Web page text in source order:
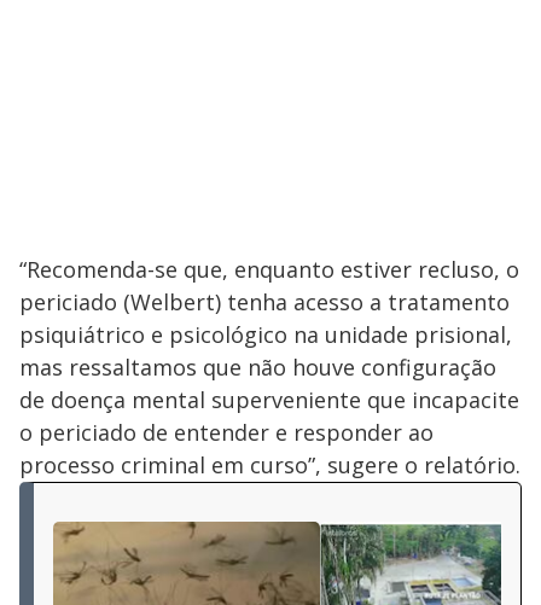
“Recomenda-se que, enquanto estiver recluso, o
periciado (Welbert) tenha acesso a tratamento
psiquiátrico e psicológico na unidade prisional,
mas ressaltamos que não houve configuração
de doença mental superveniente que incapacite
o periciado de entender e responder ao
processo criminal em curso”, sugere o relatório.